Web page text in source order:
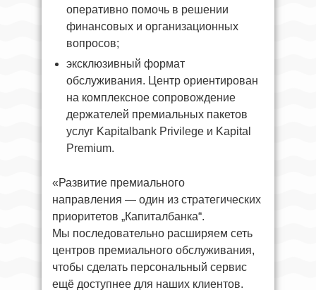
оперативно помочь в решении
финансовых и организационных
вопросов;
эксклюзивный формат
обслуживания. Центр ориентирован
на комплексное сопровождение
держателей премиальных пакетов
услуг Kapitalbank Privilege и Kapital
Premium.
«Развитие премиального
направления — один из стратегических
приоритетов „Капиталбанка“.
Мы последовательно расширяем сеть
центров премиального обслуживания,
чтобы сделать персональный сервис
ещё доступнее для наших клиентов.